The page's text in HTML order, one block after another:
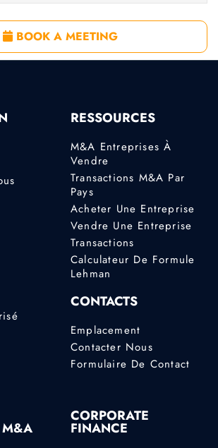
BOOK A MEETING
RESSOURCES
M&A Entreprises À
Vendre
Transactions M&A Par
Pays
Acheter Une Entreprise
Vendre Une Entreprise
Transactions
Calculateur De Formule
Lehman
CONTACTS
Emplacement
Contacter Nous
Formulaire De Contact
M&A
CORPORATE
FINANCE